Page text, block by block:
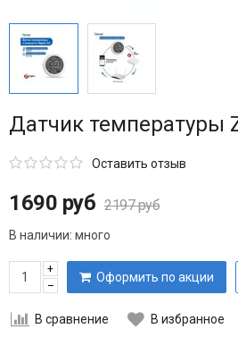
Датчик температуры
Оставить отзыв
1690 руб 2197 руб
В наличии: много
+
–
Оформить по акции
В сравнение В избранное